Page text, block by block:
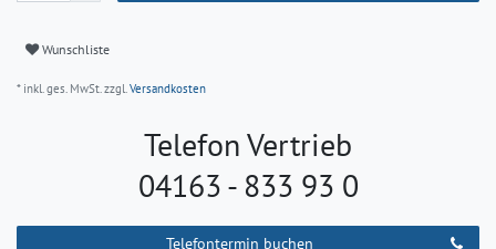
Wunschliste
* inkl. ges. MwSt. zzgl.Versandkosten
Telefon Vertrieb
04163 - 833 93 0
Telefontermin buchen